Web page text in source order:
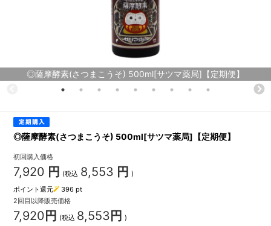
◎薩摩酵素(さつまこうそ) 500ml[サツマ薬局]【定期便】
◎薩摩酵素(さつまこうそ) 500ml[サツマ薬局]【定期便】
初回購入価格
7,920 円 (税込 8,553 円 )
ポイント還元
396pt
2回目以降販売価格
7,920 円 (税込 8,553 円 )